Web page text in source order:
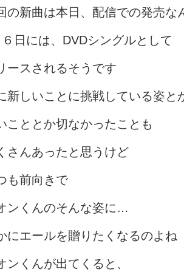
の新曲は本日、配信での発売な
日には、DVDシングルとして
ースされるそうです
新しいことに挑戦している姿と
こととか切なかったことも
さんあったと思うけど
も前向きで
ンくんのそんな姿に…
にエールを贈りたくなるのよね
ンくんが出てくると、